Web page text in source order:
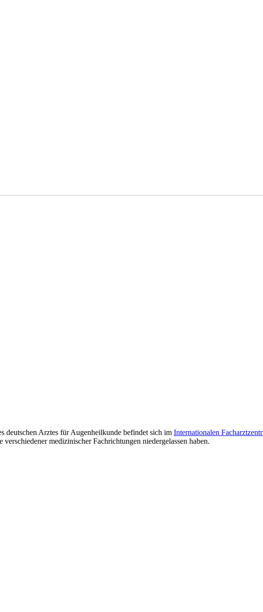
deutschen Arztes für Augenheilkunde befindet sich im Internationalen
medizinischer Fachrichtungen niedergelassen haben.